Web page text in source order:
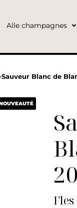
Alle champagnes
Blanc de